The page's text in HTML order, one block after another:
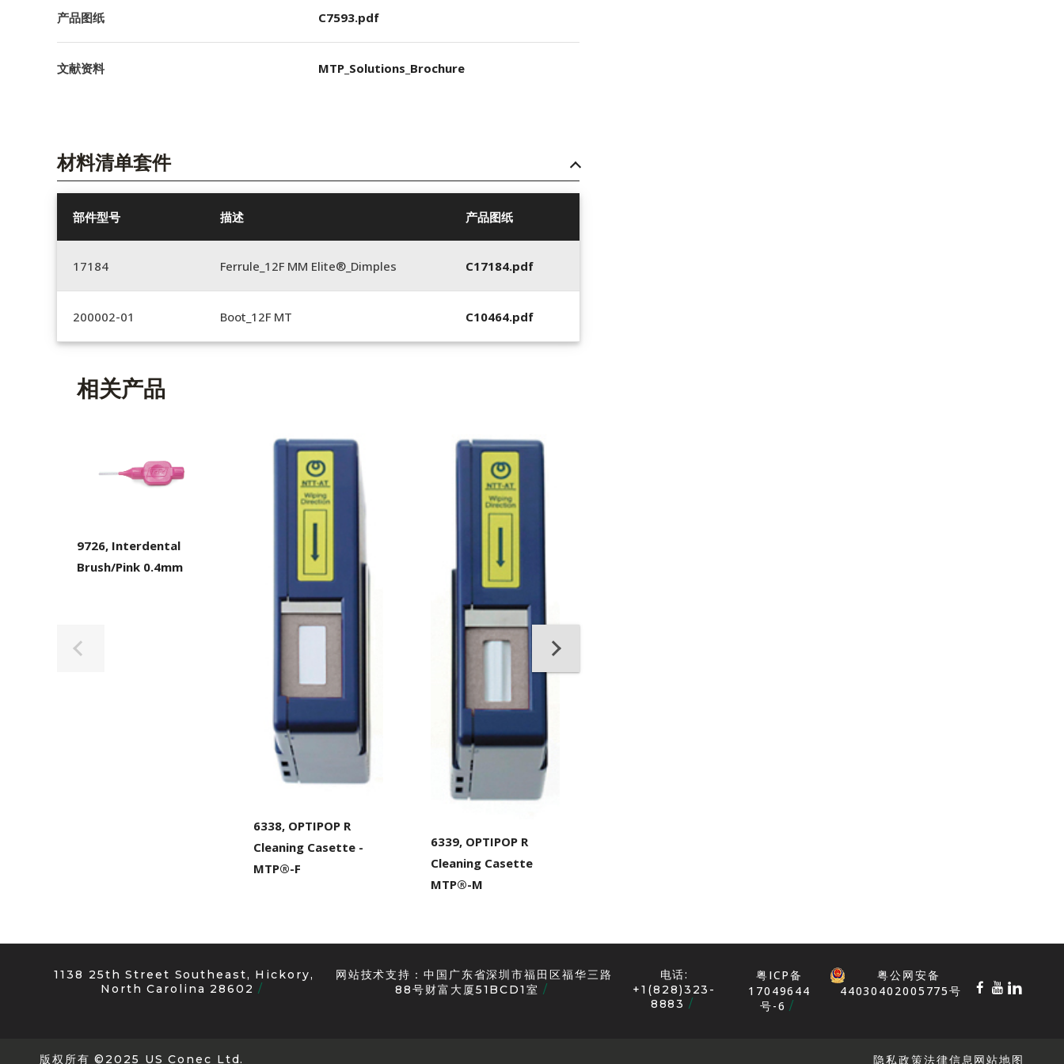
产品图纸 C7593.pdf
文献资料 MTP_Solutions_Brochure
材料清单套件
部件型号 描述 产品图纸
17184 Ferrule_12F MM Elite®_Dimples C17184.pdf
200002-01 Boot_12F MT C10464.pdf
相关产品
9726, Interdental
Brush/Pink 0.4mm
6338, OPTIPOP R
Cleaning Casette -
MTP®-F
6339, OPTIPOP R
Cleaning Casette
MTP®-M
1138 25th Street Southeast, Hickory,
North Carolina 28602
网站技术支持：中国广东省深圳市福田区福华三路
88号财富大厦51BCD1室
电话:
+1(828)323-
8883
粤ICP备
17049644
号-6
粤公网安备
44030402005775号
版权所有 ©2025 US Conec Ltd. 隐私政策法律信息网站地图